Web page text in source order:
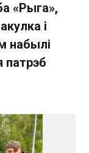
«Рыга»,
і
набылі
патрэб